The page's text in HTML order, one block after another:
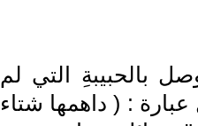
بالحبيبةِ التي لم
عبارة : ( داهمها شتاء